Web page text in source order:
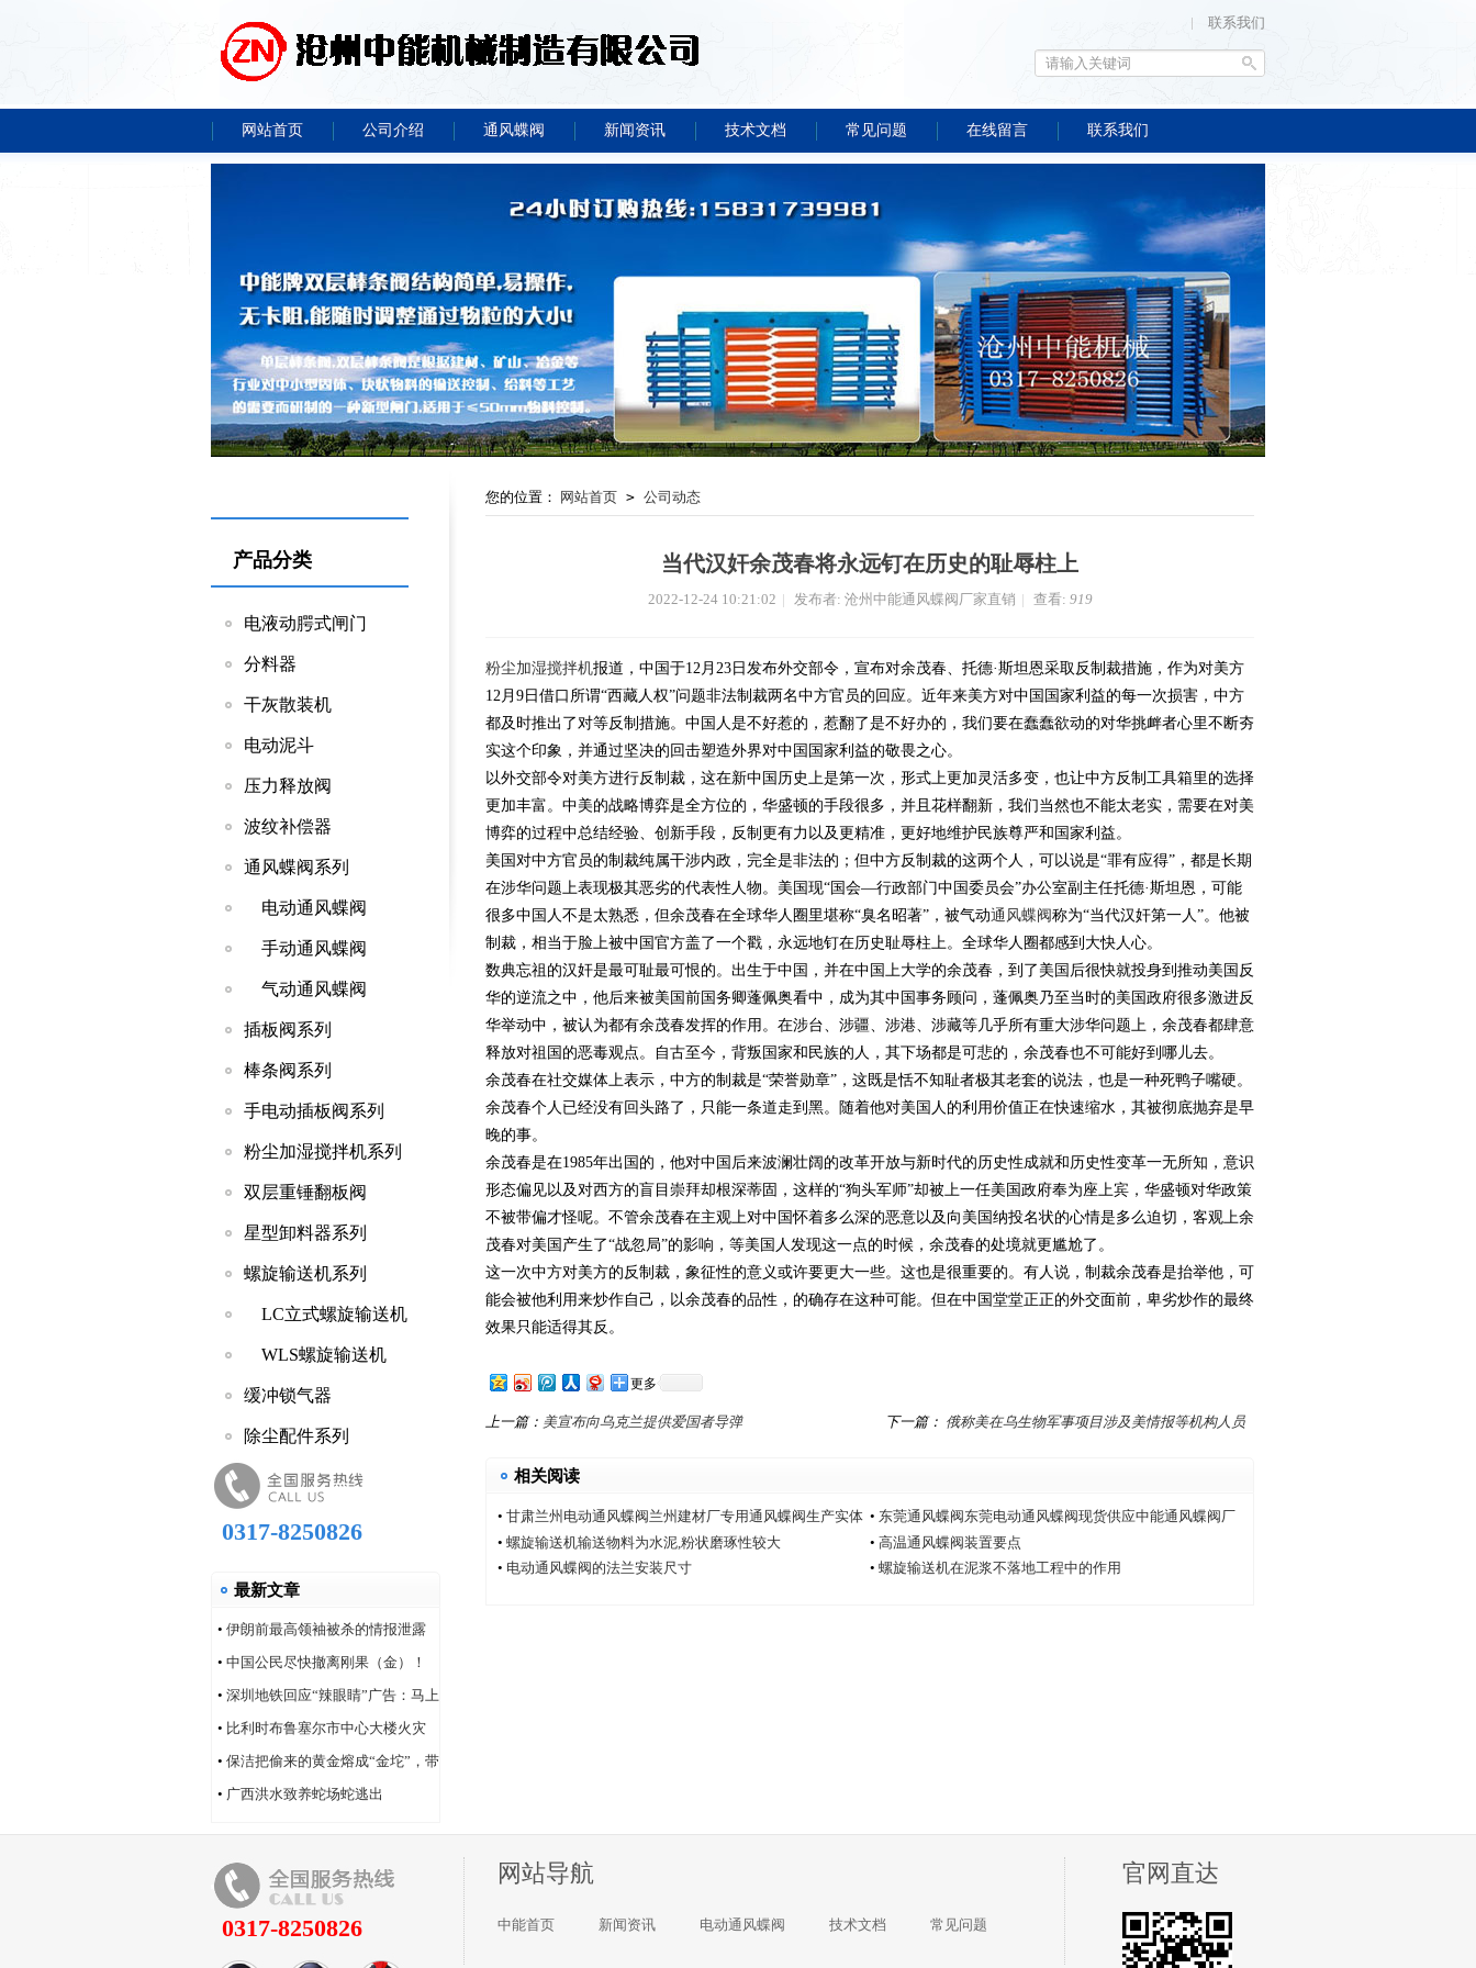
联系我们
网站首页 公司介绍 通风蝶阀 新闻资讯 技术文档 常见问题 在线留言 联系我们
产品分类
电液动腭式闸门
分料器
干灰散装机
电动泥斗
压力释放阀
波纹补偿器
通风蝶阀系列
电动通风蝶阀
手动通风蝶阀
气动通风蝶阀
插板阀系列
棒条阀系列
手电动插板阀系列
粉尘加湿搅拌机系列
双层重锤翻板阀
星型卸料器系列
螺旋输送机系列
LC立式螺旋输送机
WLS螺旋输送机
缓冲锁气器
除尘配件系列
0317-8250826
最新文章
• 伊朗前最高领袖被杀的情报泄露
问题，“很可能仍然存在”
• 中国公民尽快撤离刚果（金）！
• 深圳地铁回应“辣眼睛”广告：马上
改！
• 比利时布鲁塞尔市中心大楼火灾
造成6人死亡
• 保洁把偷来的黄金熔成“金坨”，带
着家人连夜逃跑
• 广西洪水致养蛇场蛇逃出
您的位置： 网站首页 > 公司动态
当代汉奸余茂春将永远钉在历史的耻辱柱上
2022-12-24 10:21:02 | 发布者: 沧州中能通风蝶阀厂家直销 | 查看: 919
粉尘加湿搅拌机报道，中国于12月23日发布外交部令，宣布对余茂春、托德·斯坦恩采取反制裁措施，作为对美方
12月9日借口所谓“西藏人权”问题非法制裁两名中方官员的回应。近年来美方对中国国家利益的每一次损害，中方
都及时推出了对等反制措施。中国人是不好惹的，惹翻了是不好办的，我们要在蠢蠢欲动的对华挑衅者心里不断夯
实这个印象，并通过坚决的回击塑造外界对中国国家利益的敬畏之心。
以外交部令对美方进行反制裁，这在新中国历史上是第一次，形式上更加灵活多变，也让中方反制工具箱里的选择
更加丰富。中美的战略博弈是全方位的，华盛顿的手段很多，并且花样翻新，我们当然也不能太老实，需要在对美
博弈的过程中总结经验、创新手段，反制更有力以及更精准，更好地维护民族尊严和国家利益。
美国对中方官员的制裁纯属干涉内政，完全是非法的；但中方反制裁的这两个人，可以说是“罪有应得”，都是长期
在涉华问题上表现极其恶劣的代表性人物。美国现“国会—行政部门中国委员会”办公室副主任托德·斯坦恩，可能
很多中国人不是太熟悉，但余茂春在全球华人圈里堪称“臭名昭著”，被气动通风蝶阀称为“当代汉奸第一人”。他被
制裁，相当于脸上被中国官方盖了一个戳，永远地钉在历史耻辱柱上。全球华人圈都感到大快人心。
数典忘祖的汉奸是最可耻最可恨的。出生于中国，并在中国上大学的余茂春，到了美国后很快就投身到推动美国反
华的逆流之中，他后来被美国前国务卿蓬佩奥看中，成为其中国事务顾问，蓬佩奥乃至当时的美国政府很多激进反
华举动中，被认为都有余茂春发挥的作用。在涉台、涉疆、涉港、涉藏等几乎所有重大涉华问题上，余茂春都肆意
释放对祖国的恶毒观点。自古至今，背叛国家和民族的人，其下场都是可悲的，余茂春也不可能好到哪儿去。
余茂春在社交媒体上表示，中方的制裁是“荣誉勋章”，这既是恬不知耻者极其老套的说法，也是一种死鸭子嘴硬。
余茂春个人已经没有回头路了，只能一条道走到黑。随着他对美国人的利用价值正在快速缩水，其被彻底抛弃是早
晚的事。
余茂春是在1985年出国的，他对中国后来波澜壮阔的改革开放与新时代的历史性成就和历史性变革一无所知，意识
形态偏见以及对西方的盲目崇拜却根深蒂固，这样的“狗头军师”却被上一任美国政府奉为座上宾，华盛顿对华政策
不被带偏才怪呢。不管余茂春在主观上对中国怀着多么深的恶意以及向美国纳投名状的心情是多么迫切，客观上余
茂春对美国产生了“战忽局”的影响，等美国人发现这一点的时候，余茂春的处境就更尴尬了。
这一次中方对美方的反制裁，象征性的意义或许要更大一些。这也是很重要的。有人说，制裁余茂春是抬举他，可
能会被他利用来炒作自己，以余茂春的品性，的确存在这种可能。但在中国堂堂正正的外交面前，卑劣炒作的最终
效果只能适得其反。
更多
上一篇： 美宣布向乌克兰提供爱国者导弹 下一篇： 俄称美在乌生物军事项目涉及美情报等机构人员
相关阅读
• 甘肃兰州电动通风蝶阀兰州建材厂专用通风蝶阀生产实体
厂家中能电动通风蝶阀厂
• 东莞通风蝶阀东莞电动通风蝶阀现货供应中能通风蝶阀厂
• 螺旋输送机输送物料为水泥,粉状磨琢性较大 • 高温通风蝶阀装置要点
• 电动通风蝶阀的法兰安装尺寸 • 螺旋输送机在泥浆不落地工程中的作用
0317-8250826
网站导航
中能首页 新闻资讯 电动通风蝶阀 技术文档 常见问题
官网直达